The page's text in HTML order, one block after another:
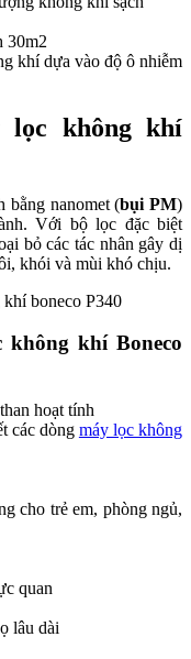
30m2
khí dựa vào độ ô nhiễm
lọc không khí
bằng nanomet (bụi PM)
Với bộ lọc đặc biệt
bỏ các tác nhân gây dị
khói và mùi khó chịu.
khí Boneco
hoạt tính
các dòng máy lọc không
cho trẻ em, phòng ngủ,
quan
lâu dài